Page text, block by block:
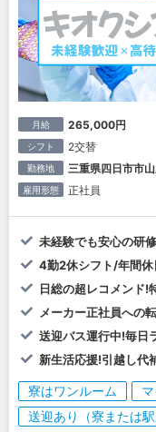
月給 265,000円
シフト 2交替
勤務地 三重県四日市市
雇用形態 正社員
未経験でも安心の研
4勤2休シフト/年間
日総の超レコメンド!
メーカー正社員への
送迎バス運行中!毎日
新生活応援!引越し
寮はワンルーム
送迎あり（寮または駅